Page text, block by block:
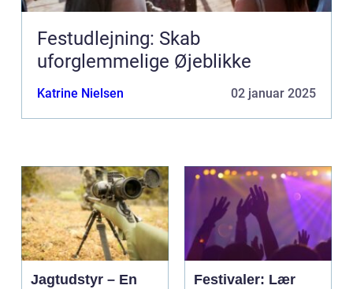
Festudlejning: Skab
uforglemmelige Øjeblikke
Katrine Nielsen 02 januar 2025
Jagtudstyr – En
Festivaler: Lær